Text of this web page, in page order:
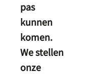
pas
kunnen
komen.
We stellen
onze